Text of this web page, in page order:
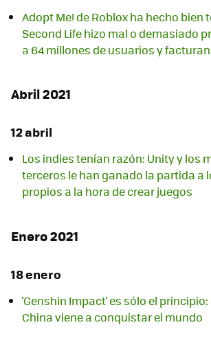
Adopt Me! de Roblox ha hecho bien
Second Life hizo mal o demasiado
a 64 millones de usuarios y
Abril 2021
12 abril
Los indies tenían razón: Unity y los
terceros le han ganado la partida a
propios a la hora de crear juegos
Enero 2021
18 enero
'Genshin Impact' es sólo el
China viene a conquistar el mundo